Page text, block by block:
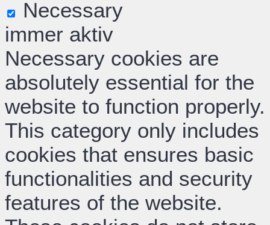
Necessary
immer aktiv
Necessary cookies are
absolutely essential for the
website to function properly.
This category only includes
cookies that ensures basic
functionalities and security
features of the website.